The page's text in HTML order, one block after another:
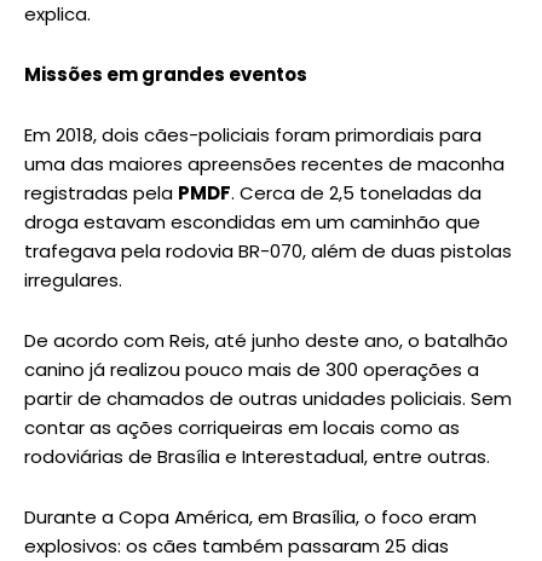
explica.
Missões em grandes eventos
Em 2018, dois cães-policiais foram primordiais para
uma das maiores apreensões recentes de maconha
registradas pela PMDF. Cerca de 2,5 toneladas da
droga estavam escondidas em um caminhão que
trafegava pela rodovia BR-070, além de duas pistolas
irregulares.
De acordo com Reis, até junho deste ano, o batalhão
canino já realizou pouco mais de 300 operações a
partir de chamados de outras unidades policiais. Sem
contar as ações corriqueiras em locais como as
rodoviárias de Brasília e Interestadual, entre outras.
Durante a Copa América, em Brasília, o foco eram
explosivos: os cães também passaram 25 dias